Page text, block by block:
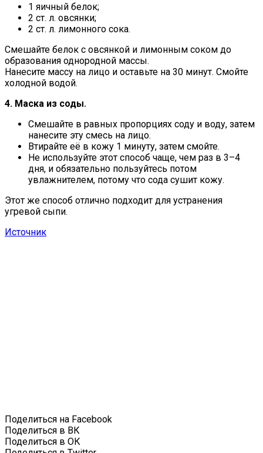
1 яичный белок;
2 ст. л. овсянки;
2 ст. л. лимонного сока.
Смешайте белок с овсянкой и лимонным соком до
образования однородной массы.
Нанесите массу на лицо и оставьте на 30 минут. Смойте
холодной водой.
4. Маска из соды.
Смешайте в равных пропорциях соду и воду, затем
нанесите эту смесь на лицо.
Втирайте её в кожу 1 минуту, затем смойте.
Не используйте этот способ чаще, чем раз в 3–4
дня, и обязательно пользуйтесь потом
увлажнителем, потому что сода сушит кожу.
Этот же способ отлично подходит для устранения
угревой сыпи.
Источник
Поделиться на Facebook
Поделиться в ВК
Поделиться в ОК